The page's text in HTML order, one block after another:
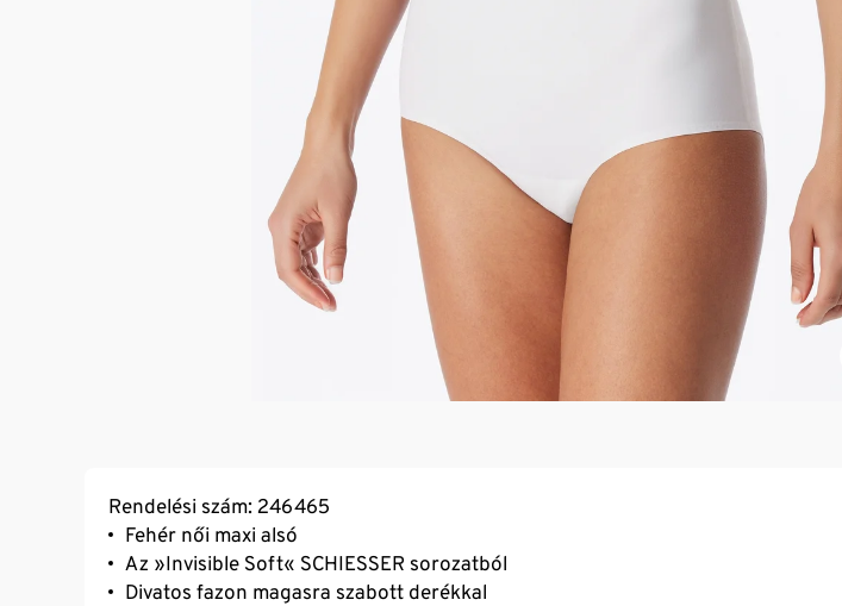
Rendelési szám: 246465
Fehér női maxi alsó
Az »Invisible Soft« SCHIESSER sorozatból
Divatos fazon magasra szabott derékkal